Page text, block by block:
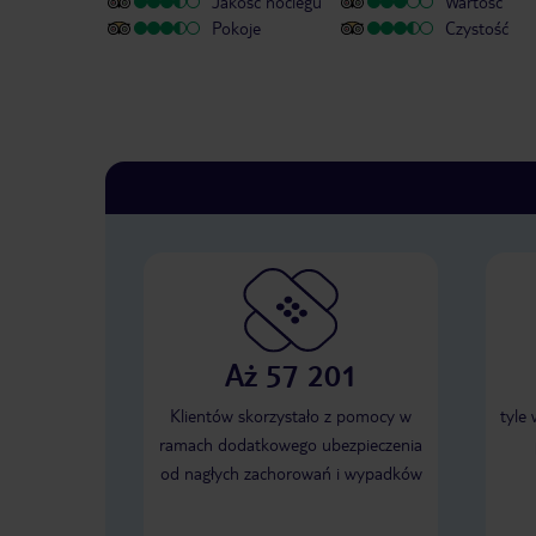
Pokoje
Czystość
Aż 57 201
Klientów skorzystało z pomocy w
ramach dodatkowego ubezpieczenia
od nagłych zachorowań i wypadków
tyle